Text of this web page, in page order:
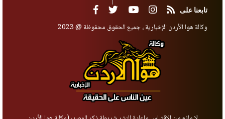
تابعنا على
وكالة هوا الأردن الإخبارية ، جميع الحقوق محفوظة @ 2023